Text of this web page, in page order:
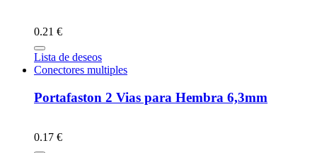
0.21 €
Lista de deseos
Conectores multiples
Portafaston 2 Vias para Hembra 6,3mm
0.17 €